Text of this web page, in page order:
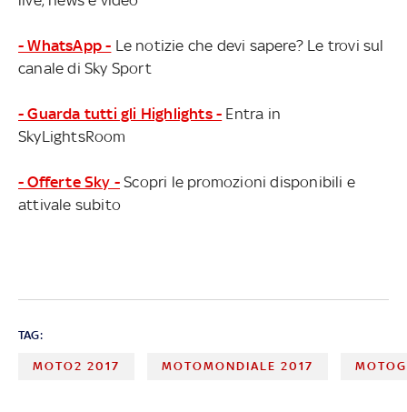
- WhatsApp - Le notizie che devi sapere? Le trovi sul
canale di Sky Sport
- Guarda tutti gli Highlights - Entra in
SkyLightsRoom
- Offerte Sky - Scopri le promozioni disponibili e
attivale subito
TAG:
MOTO2 2017 MOTOMONDIALE 2017